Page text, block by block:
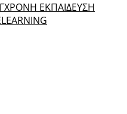
ΕΚΠΑΙΔΕΥΣΗ